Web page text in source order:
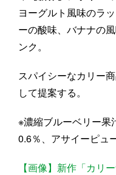
ヨーグルト風味のラ
ーの酸味、バナナの
ンク。
スパイシーなカリー
して提案する。
※濃縮ブルーベリー果
0.6％、アサイーピュ
【画像】新作「カリ